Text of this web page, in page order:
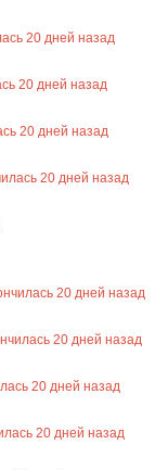
20 дней назад
20 дней назад
20 дней назад
20 дней назад
20 дней назад
20 дней назад
20 дней назад
20 дней назад